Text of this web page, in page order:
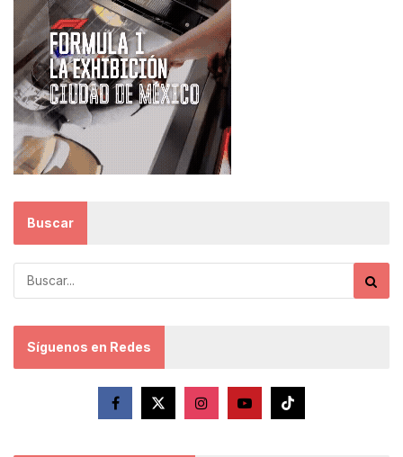
Buscar
Síguenos en Redes